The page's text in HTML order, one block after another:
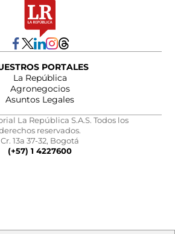
PORTALES
La República
Agronegocios
Asuntos Legales
La República S.A.S. Todos los
reservados.
Cr. 13a 37-32, Bogotá
(+57) 1 4227600